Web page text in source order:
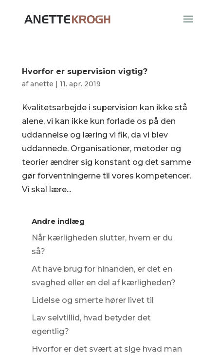
Hvorfor er supervision vigtig?
afanette | 11. apr. 2019
Kvalitetsarbejde i supervision kan ikke stå
alene, vi kan ikke kun forlade os på den
uddannelse og læring vi fik, da vi blev
uddannede. Organisationer, metoder og
teorier ændrer sig konstant og det samme
gør forventningerne til vores kompetencer.
Vi skal lære...
Andre indlæg
Når kærligheden slutter, hvem er du
så?
At have brug for hinanden, er det en
svaghed eller en del af kærligheden?
Lidelse og smerte hører livet til
Lav selvtillid, hvad betyder det
egentlig?
Hvorfor er det svært at sige hvad man